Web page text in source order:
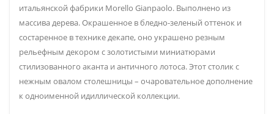
итальянской фабрики Morello Gianpaolo. Выполнено из
массива дерева. Окрашенное в бледно-зеленый оттенок и
состаренное в технике декапе, оно украшено резным
рельефным декором с золотистыми миниатюрами
стилизованного аканта и античного лотоса. Этот столик с
нежным овалом столешницы – очаровательное дополнение
к одноименной идиллической коллекции.